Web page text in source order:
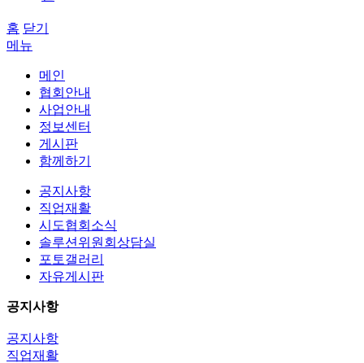
홈 닫기
메뉴
메인
협회안내
사업안내
정보센터
게시판
함께하기
공지사항
직업재활
시도협회소식
솔루션위원회상담실
포토갤러리
자유게시판
공지사항
공지사항
직업재활